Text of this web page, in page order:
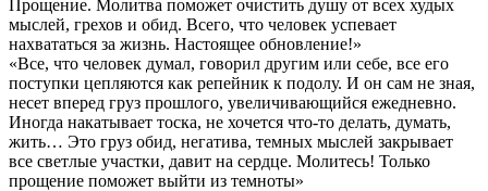
Прощение. Молитва поможет очистить душу от всех худых
мыслей, грехов и обид. Всего, что человек успевает
нахвататься за жизнь. Настоящее обновление!»
«Все, что человек думал, говорил другим или себе, все его
поступки цепляются как репейник к подолу. И он сам не зная,
несет вперед груз прошлого, увеличивающийся ежедневно.
Иногда накатывает тоска, не хочется что-то делать, думать,
жить… Это груз обид, негатива, темных мыслей закрывает
все светлые участки, давит на сердце. Молитесь! Только
прощение поможет выйти из темноты»